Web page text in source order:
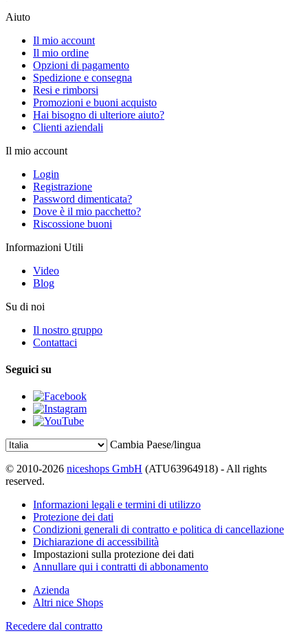
Aiuto
Il mio account
Il mio ordine
Opzioni di pagamento
Spedizione e consegna
Resi e rimborsi
Promozioni e buoni acquisto
Hai bisogno di ulteriore aiuto?
Clienti aziendali
Il mio account
Login
Registrazione
Password dimenticata?
Dove è il mio pacchetto?
Riscossione buoni
Informazioni Utili
Video
Blog
Su di noi
Il nostro gruppo
Contattaci
Seguici su
Cambia Paese/lingua
© 2010-2026 niceshops GmbH (ATU63964918) - All rights
reserved.
Informazioni legali e termini di utilizzo
Protezione dei dati
Condizioni generali di contratto e politica di cancellazione
Dichiarazione di accessibilità
Impostazioni sulla protezione dei dati
Annullare qui i contratti di abbonamento
Azienda
Altri nice Shops
Recedere dal contratto